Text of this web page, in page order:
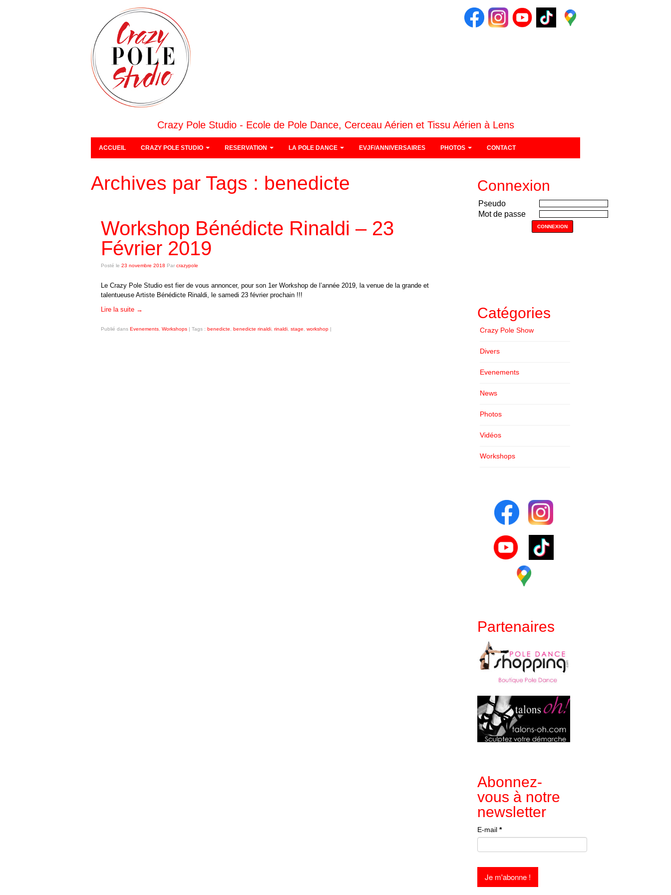
Crazy Pole Studio - Ecole de Pole Dance, Cerceau Aérien et Tissu Aérien à Lens
ACCUEIL CRAZY POLE STUDIO RESERVATION LA POLE DANCE EVJF/ANNIVERSAIRES PHOTOS CONTACT
Archives par Tags : benedicte
Workshop Bénédicte Rinaldi – 23
Février 2019
Posté le 23 novembre 2018 Par crazypole
Le Crazy Pole Studio est fier de vous annoncer, pour son 1er Workshop de l’année 2019, la venue de la grande et
talentueuse Artiste Bénédicte Rinaldi, le samedi 23 février prochain !!!
Lire la suite →
Publié dans Evenements Workshops | Tags : benedicte benedicte rinaldi rinaldi stage workshop |
Connexion
Catégories
Crazy Pole Show
Divers
Evenements
News
Photos
Vidéos
Workshops
Partenaires
Abonnez-
vous à notre
newsletter
E-mail *